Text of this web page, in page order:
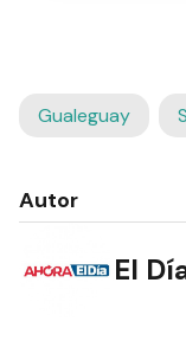
Gualeguay
Autor
El